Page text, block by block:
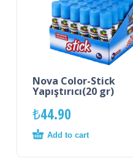
Nova Color-Stick
Yapıştırıcı(20 gr)
₺44.90
Add to cart